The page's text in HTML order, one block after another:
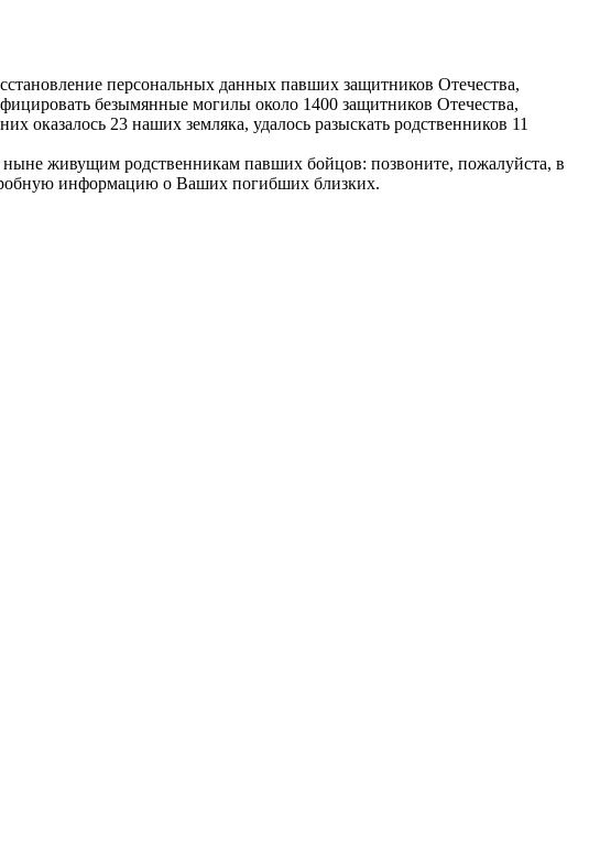
персональных данных павших защитников Отечества,
безымянные могилы около 1400 защитников Отечества,
23 наших земляка, удалось разыскать родственников 11
живущим родственникам павших бойцов: позвоните, пожалуйста, в
информацию о Ваших погибших близких.